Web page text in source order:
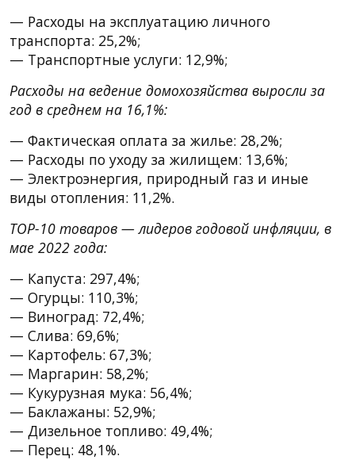
— Расходы на эксплуатацию личного
транспорта: 25,2%;
— Транспортные услуги: 12,9%;
Расходы на ведение домохозяйства выросли за
год в среднем на 16,1%:
— Фактическая оплата за жилье: 28,2%;
— Расходы по уходу за жилищем: 13,6%;
— Электроэнергия, природный газ и иные
виды отопления: 11,2%.
TOP-10 товаров — лидеров годовой инфляции, в
мае 2022 года:
— Капуста: 297,4%;
— Огурцы: 110,3%;
— Виноград: 72,4%;
— Слива: 69,6%;
— Картофель: 67,3%;
— Маргарин: 58,2%;
— Кукурузная мука: 56,4%;
— Баклажаны: 52,9%;
— Дизельное топливо: 49,4%;
— Перец: 48,1%.